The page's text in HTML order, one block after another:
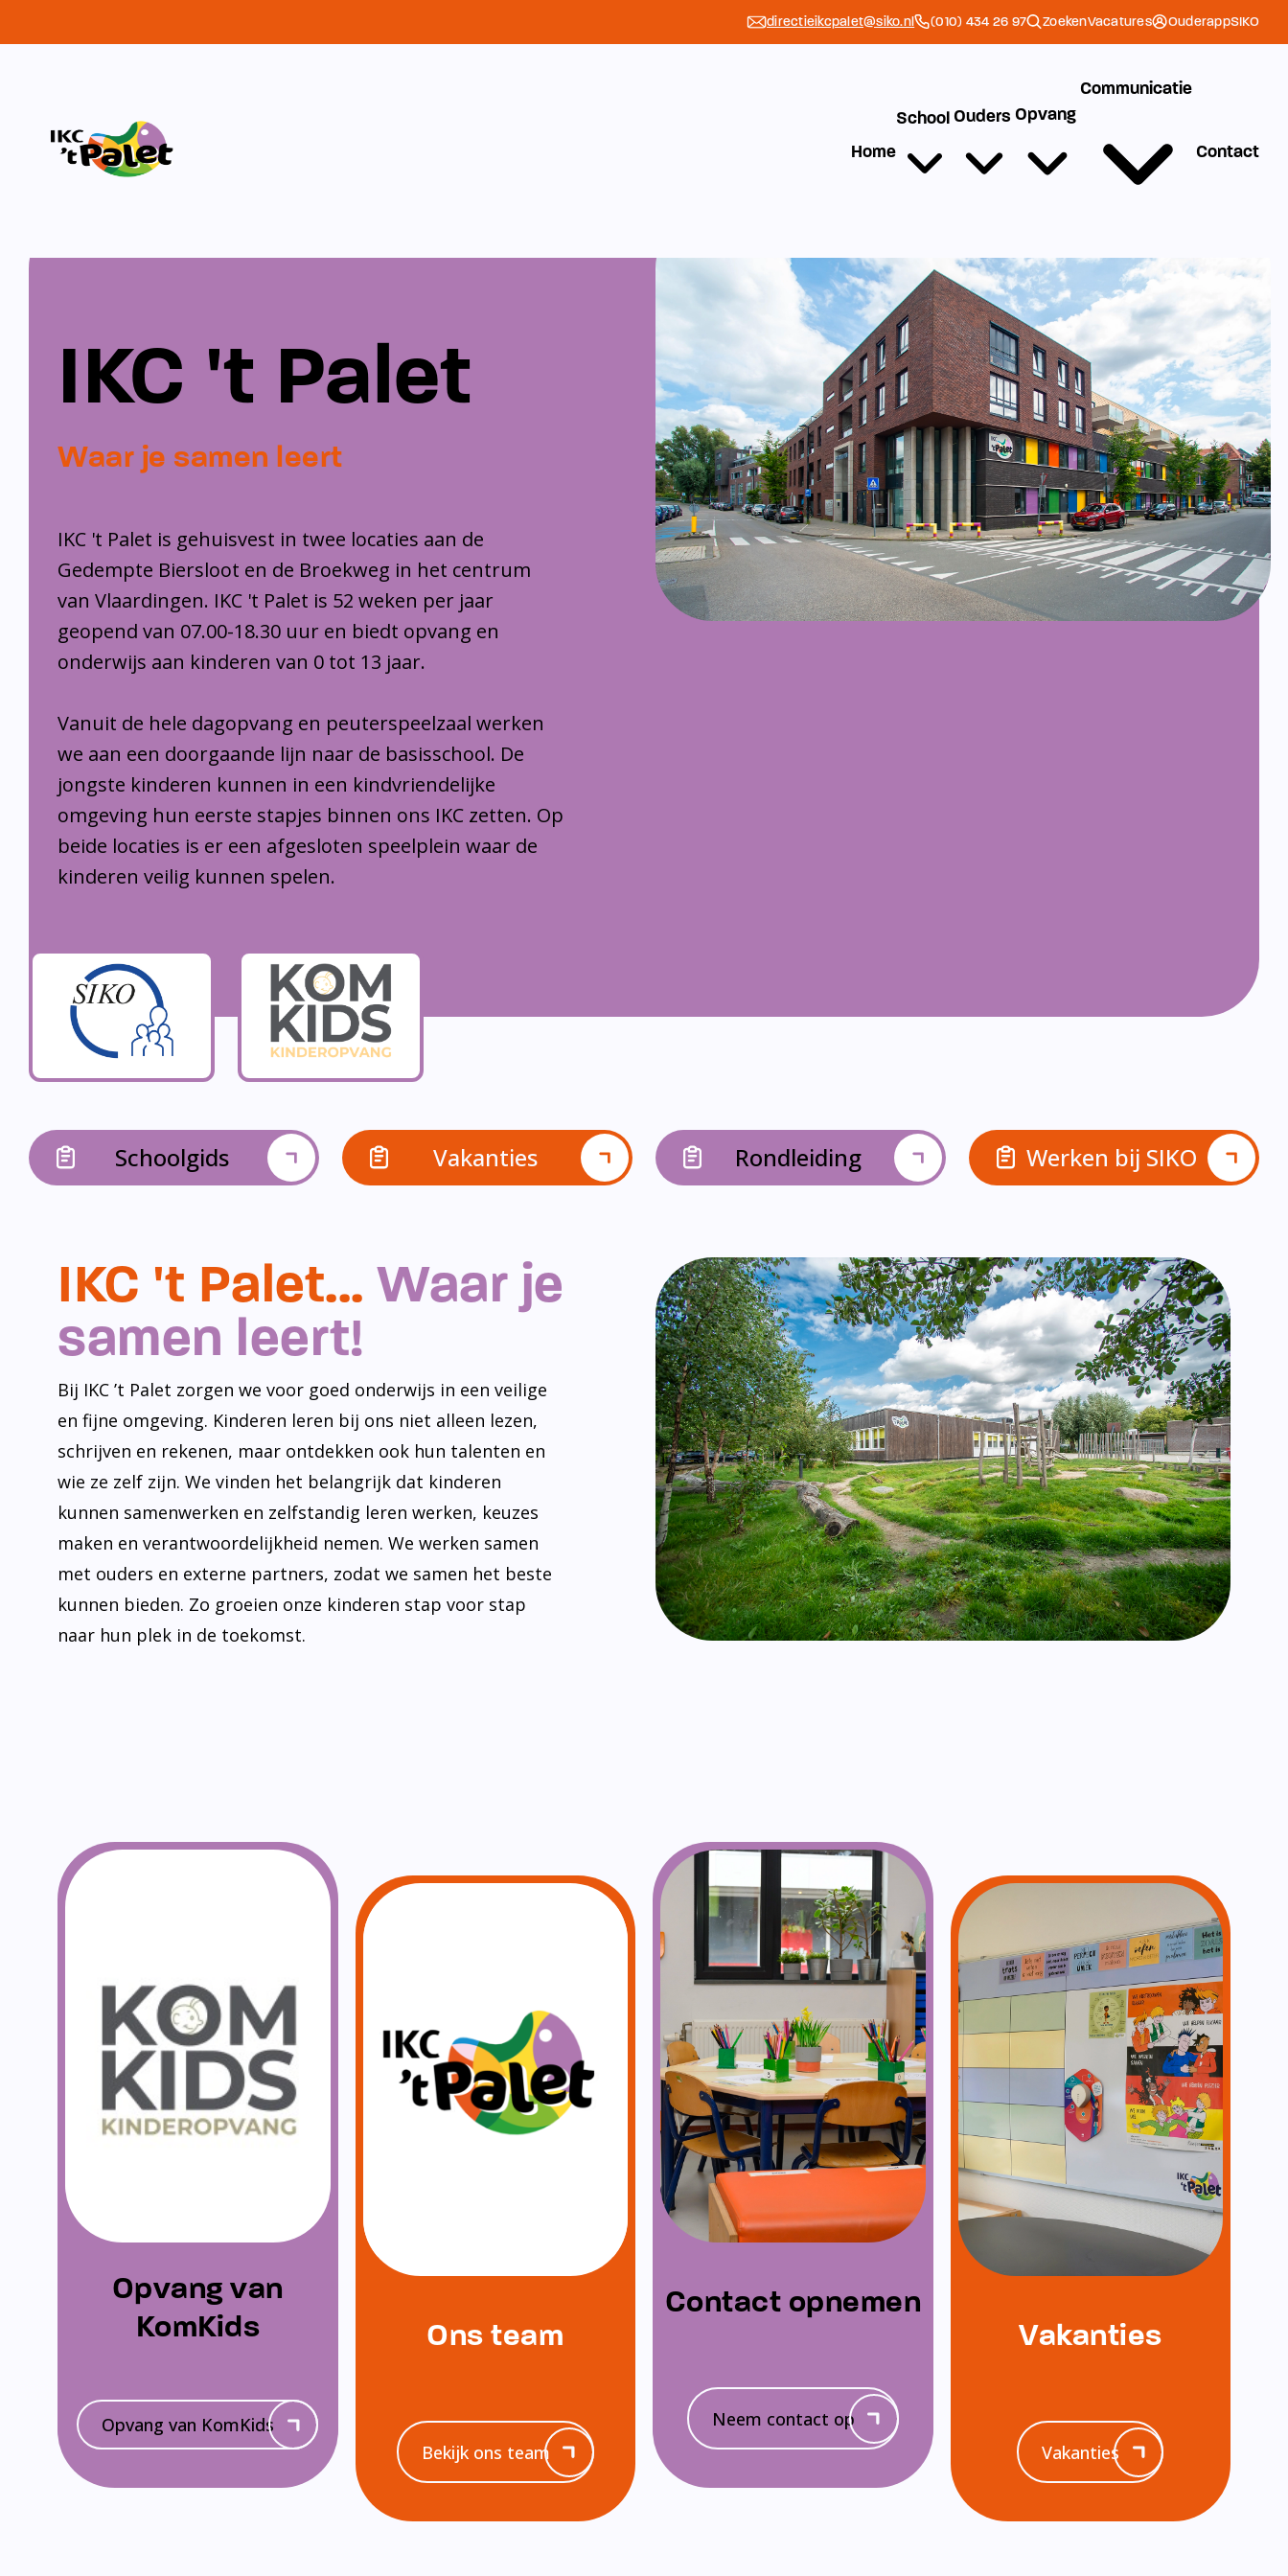
directieikcpalet@siko.nl (010) 434 26 97 ZoekenVacatures OuderappSIKO
Home
School Ouders Opvang
Communicatie
Contact
IKC 't Palet
Waar je samen leert
IKC 't Palet is gehuisvest in twee locaties aan de
Gedempte Biersloot en de Broekweg in het centrum
van Vlaardingen. IKC 't Palet is 52 weken per jaar
geopend van 07.00-18.30 uur en biedt opvang en
onderwijs aan kinderen van 0 tot 13 jaar.
Vanuit de hele dagopvang en peuterspeelzaal werken
we aan een doorgaande lijn naar de basisschool. De
jongste kinderen kunnen in een kindvriendelijke
omgeving hun eerste stapjes binnen ons IKC zetten. Op
beide locaties is er een afgesloten speelplein waar de
kinderen veilig kunnen spelen.
Schoolgids Vakanties Rondleiding Werken bij SIKO
IKC 't Palet... Waar je
samen leert!
Bij IKC ’t Palet zorgen we voor goed onderwijs in een veilige
en fijne omgeving. Kinderen leren bij ons niet alleen lezen,
schrijven en rekenen, maar ontdekken ook hun talenten en
wie ze zelf zijn. We vinden het belangrijk dat kinderen
kunnen samenwerken en zelfstandig leren werken, keuzes
maken en verantwoordelijkheid nemen. We werken samen
met ouders en externe partners, zodat we samen het beste
kunnen bieden. Zo groeien onze kinderen stap voor stap
naar hun plek in de toekomst.
Opvang van
KomKids
Opvang van KomKids
Ons team
Bekijk ons team
Contact opnemen
Neem contact op
Vakanties
Vakanties